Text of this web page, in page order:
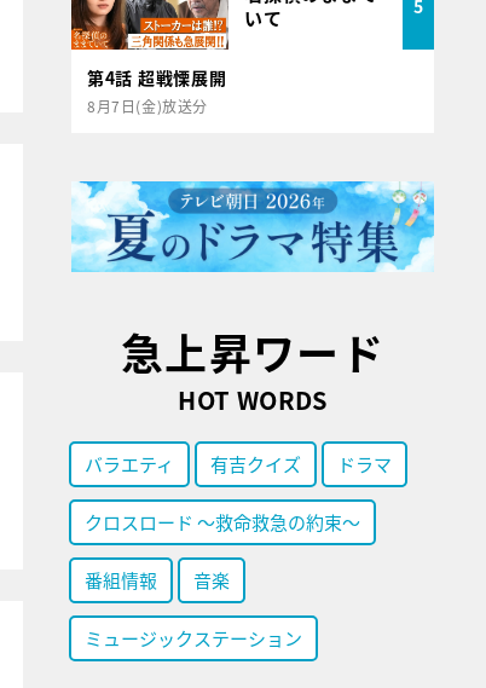
いて
5
第4話 超戦慄展開
8月7日(金)放送分
急上昇ワード
HOT WORDS
バラエティ 有吉クイズ ドラマ
クロスロード ～救命救急の約束～
番組情報 音楽
ミュージックステーション